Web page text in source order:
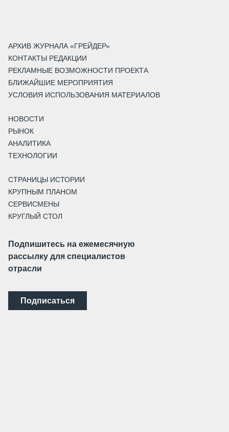
АРХИВ ЖУРНАЛА «ГРЕЙДЕР»
КОНТАКТЫ РЕДАКЦИИ
РЕКЛАМНЫЕ ВОЗМОЖНОСТИ ПРОЕКТА
БЛИЖАЙШИЕ МЕРОПРИЯТИЯ
УСЛОВИЯ ИСПОЛЬЗОВАНИЯ МАТЕРИАЛОВ
НОВОСТИ
РЫНОК
АНАЛИТИКА
ТЕХНОЛОГИИ
СТРАНИЦЫ ИСТОРИИ
КРУПНЫМ ПЛАНОМ
СЕРВИСМЕНЫ
КРУГЛЫЙ СТОЛ
Подпишитесь на ежемесячную
рассылку для специалистов
отрасли
Подписаться